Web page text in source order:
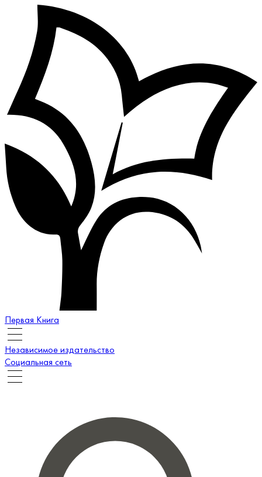
Первая Книга
Независимое издательство
Социальная сеть